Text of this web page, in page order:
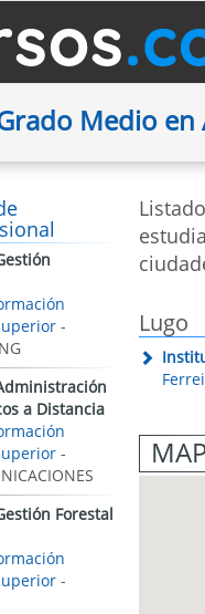
Medio en
Lugo
-
a Distancia
-
Forestal
-